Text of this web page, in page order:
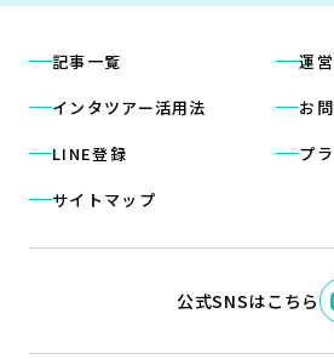
記事一覧
インタツアー活用法
LINE登録
サイトマップ
運
お
プ
公式SNSはこちら